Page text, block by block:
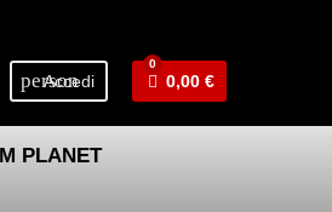
person
Accedi
0
0,00 €
PLANET